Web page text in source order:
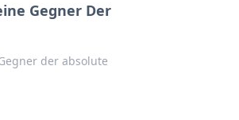
Gegner Der
der absolute